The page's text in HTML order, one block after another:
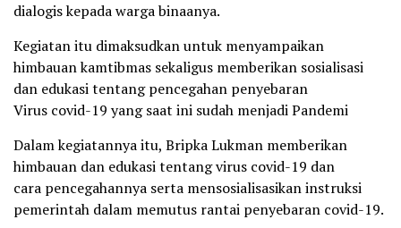
dialogis kepada warga binaanya.
Kegiatan itu dimaksudkan untuk menyampaikan
himbauan kamtibmas sekaligus memberikan sosialisasi
dan edukasi tentang pencegahan penyebaran
Virus covid-19 yang saat ini sudah menjadi Pandemi
Dalam kegiatannya itu, Bripka Lukman memberikan
himbauan dan edukasi tentang virus covid-19 dan
cara pencegahannya serta mensosialisasikan instruksi
pemerintah dalam memutus rantai penyebaran covid-19.